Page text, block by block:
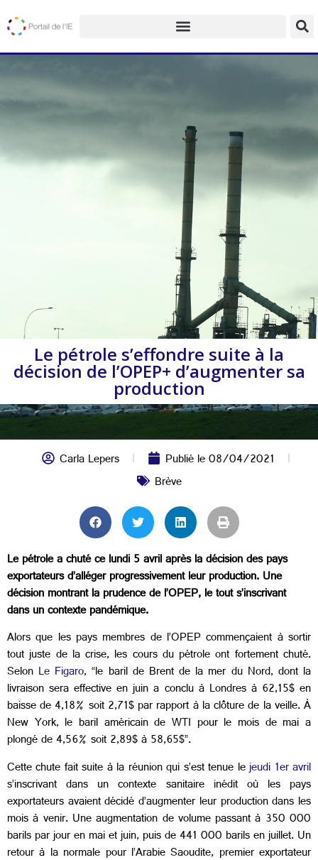
Le pétrole s’effondre suite à la
décision de l’OPEP+ d’augmenter sa
production
Carla Lepers Publié le08/04/2021
Brève
Le pétrole a chuté ce lundi 5 avril après la décision des pays
exportateurs d’alléger progressivement leur production. Une
décision montrant la prudence de l’OPEP, le tout s’inscrivant
dans un contexte pandémique.
Alors que les pays membres de l’OPEP commençaient à sortir
tout juste de la crise, les cours du pétrole ont fortement chuté.
Selon Le Figaro, “le baril de Brent de la mer du Nord, dont la
livraison sera effective en juin a conclu à Londres à 62,15$ en
baisse de 4,18% soit 2,71$ par rapport à la clôture de la veille. À
New York, le baril américain de WTI pour le mois de mai a
plongé de 4,56% soit 2,89$ à 58,65$”.
Cette chute fait suite à la réunion qui s’est tenue lejeudi 1er avril
s’inscrivant dans un contexte sanitaire inédit où les pays
exportateurs avaient décidé d’augmenter leur production dans les
mois à venir. Une augmentation de volume passant à 350 000
barils par jour en mai et juin, puis de 441 000 barils en juillet. Un
retour à la normale pour l’Arabie Saoudite, premier exportateur